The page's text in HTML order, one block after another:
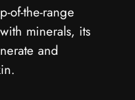
of-the-range
minerals, its
and